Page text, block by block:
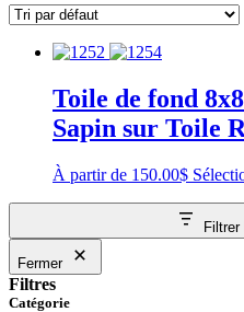
Toile de fond
Sapin sur Toile
À partir de 150.00$
Filtrer
Fermer
Filtres
Catégorie